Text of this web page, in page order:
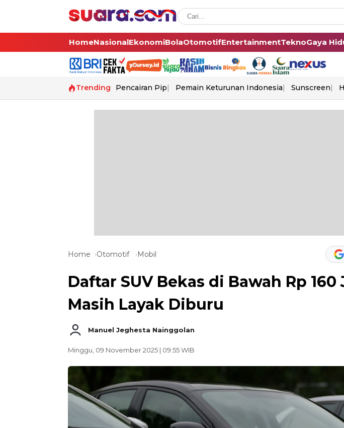
HomeNasionalEkonomiBolaOtomotifEntertainmentTeknoGaya
Trending Pencairan Pip Pemain Keturunan Indonesia Sunscreen
Home Otomotif Mobil
Daftar SUV Bekas di Bawah Rp 160
Masih Layak Diburu
Manuel Jeghesta Nainggolan
Minggu, 09 November 2025 | 09:55 WIB